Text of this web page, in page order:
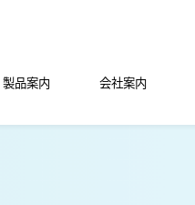
製品案内 会社案内